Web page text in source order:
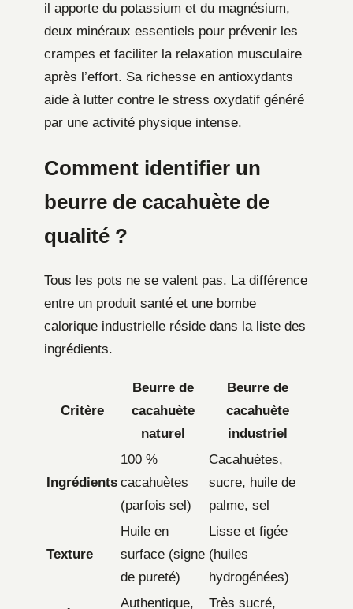
il apporte du potassium et du magnésium,
deux minéraux essentiels pour prévenir les
crampes et faciliter la relaxation musculaire
après l’effort. Sa richesse en antioxydants
aide à lutter contre le stress oxydatif généré
par une activité physique intense.
Comment identifier un
beurre de cacahuète de
qualité ?
Tous les pots ne se valent pas. La différence
entre un produit santé et une bombe
calorique industrielle réside dans la liste des
ingrédients.
Critère
Beurre de
cacahuète
naturel
Beurre de
cacahuète
industriel
Ingrédients
100 %
cacahuètes
(parfois sel)
Cacahuètes,
sucre, huile de
palme, sel
Texture
Huile en
surface (signe
de pureté)
Lisse et figée
(huiles
hydrogénées)
Authentique,
Très sucré,